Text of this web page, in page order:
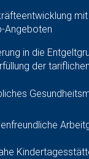
Angeboten
in die
der